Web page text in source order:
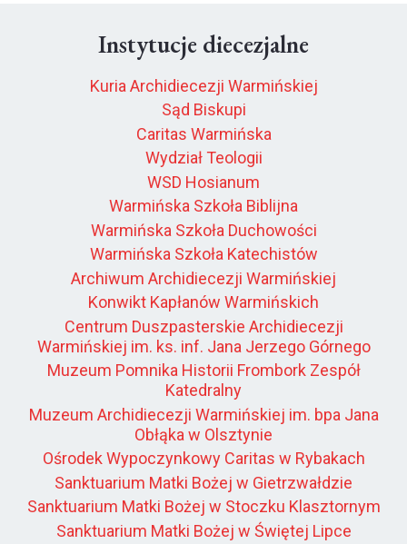
Instytucje diecezjalne
Kuria Archidiecezji Warmińskiej
Sąd Biskupi
Caritas Warmińska
Wydział Teologii
WSD Hosianum
Warmińska Szkoła Biblijna
Warmińska Szkoła Duchowości
Warmińska Szkoła Katechistów
Archiwum Archidiecezji Warmińskiej
Konwikt Kapłanów Warmińskich
Centrum Duszpasterskie Archidiecezji
Warmińskiej im. ks. inf. Jana Jerzego Górnego
Muzeum Pomnika Historii Frombork Zespół
Katedralny
Muzeum Archidiecezji Warmińskiej im. bpa Jana
Obłąka w Olsztynie
Ośrodek Wypoczynkowy Caritas w Rybakach
Sanktuarium Matki Bożej w Gietrzwałdzie
Sanktuarium Matki Bożej w Stoczku Klasztornym
Sanktuarium Matki Bożej w Świętej Lipce